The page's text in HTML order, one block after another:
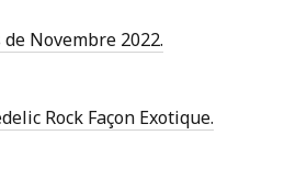
Novembre 2022.
Rock Façon Exotique.